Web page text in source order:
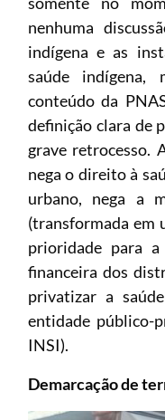
nenhuma
indígena e as
saúde indígena,
conteúdo da
definição clara de
grave retrocesso.
nega o direito à
urbano, nega a
(transformada em
prioridade para
financeira dos
privatizar a
entidade público-
INSI).
Demarcação de